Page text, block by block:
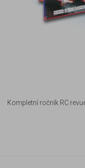
Kompletní ročník RC